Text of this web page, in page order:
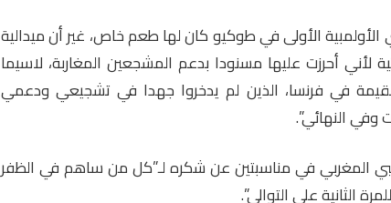
الأولمبية الأولى في طوكيو كان لها طعم خاص، غير أن ميدالية
لأني أحرزت عليها مسنودا بدعم المشجعين المغاربة، لاسيما
في فرنسا، الذين لم يدخروا جهدا في تشجيعي ودعمي
وفي النهائي”.
المغربي في مناسبتين عن شكره لـ”كل من ساهم في الظفر
الثانية على التوالي”.